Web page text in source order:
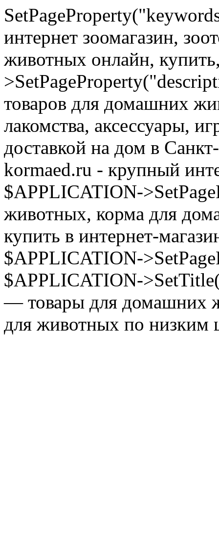
интернет зоомагазин,
животных онлайн,
товаров для домашних
лакомства, аксессуары,
доставкой на дом в
kormaed.ru - крупный
$APPLICATION-
животных, корма для
купить в интернет-
$APPLICATION-
$APPLICATION-
— товары для домашних
для животных по низким